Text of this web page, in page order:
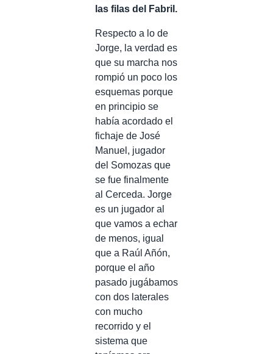
las filas del Fabril.
Respecto a lo de
Jorge, la verdad es
que su marcha nos
rompió un poco los
esquemas porque
en principio se
había acordado el
fichaje de José
Manuel, jugador
del Somozas que
se fue finalmente
al Cerceda. Jorge
es un jugador al
que vamos a echar
de menos, igual
que a Raúl Añón,
porque el año
pasado jugábamos
con dos laterales
con mucho
recorrido y el
sistema que